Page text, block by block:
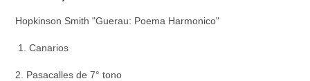
Hopkinson Smith "Guerau: Poema Harmonico"
1. Canarios
2. Pasacalles de 7° tono